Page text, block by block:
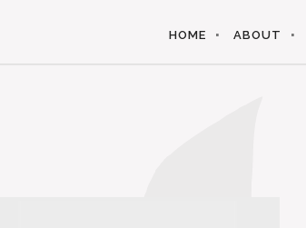
HOME ABOUT